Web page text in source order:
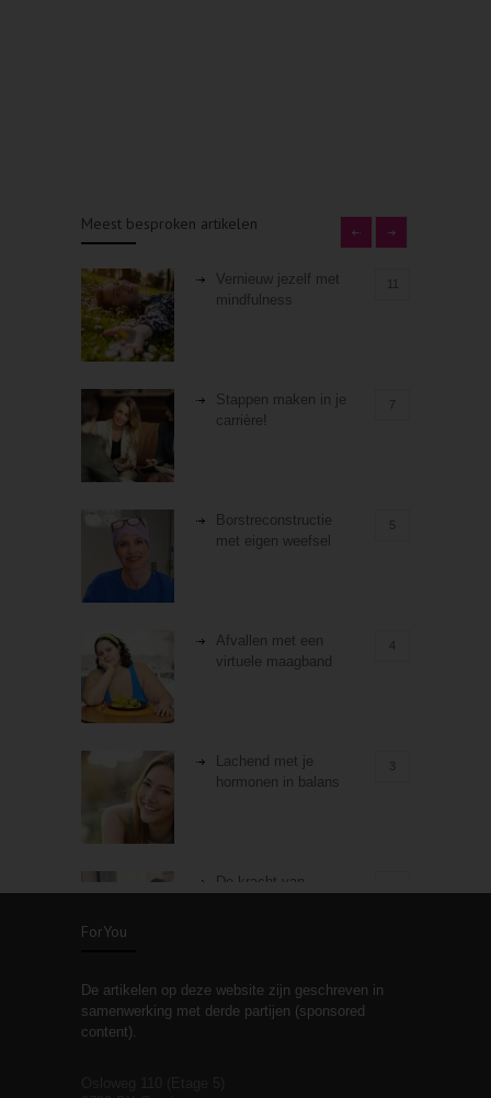
Meest besproken artikelen
Vernieuw jezelf met
mindfulness
Stappen maken in je
carrière!
7
Borstreconstructie
met eigen weefsel
5
Afvallen met een
virtuele maagband
4
Lachend met je
hormonen in balans
3
De kracht van
Stiefouderschap en
relaties
ForYou
De artikelen op deze website zijn geschreven in
samenwerking met derde partijen (sponsored
content).